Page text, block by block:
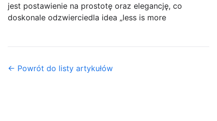
jest postawienie na prostotę oraz elegancję, co
doskonale odzwierciedla idea „less is more
← Powrót do listy artykułów